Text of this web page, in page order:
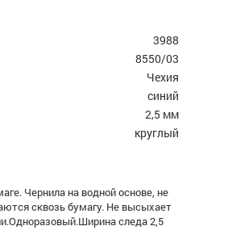
3988
8550/03
Чехия
синий
2,5 мм
круглый
Чернила на водной основе, не
сквозь бумагу. Не высыхает
следа 2,5